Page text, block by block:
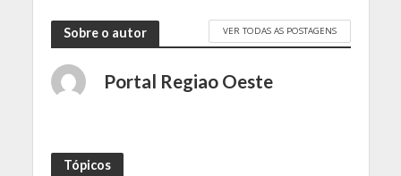
Sobre o autor VER TODAS AS POSTAGENS
Portal Regiao Oeste
Tópicos